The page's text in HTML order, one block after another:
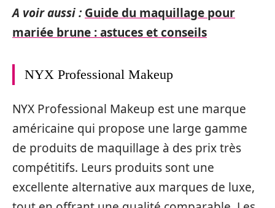
A voir aussi : Guide du maquillage pour
mariée brune : astuces et conseils
NYX Professional Makeup
NYX Professional Makeup est une marque
américaine qui propose une large gamme
de produits de maquillage à des prix très
compétitifs. Leurs produits sont une
excellente alternative aux marques de luxe,